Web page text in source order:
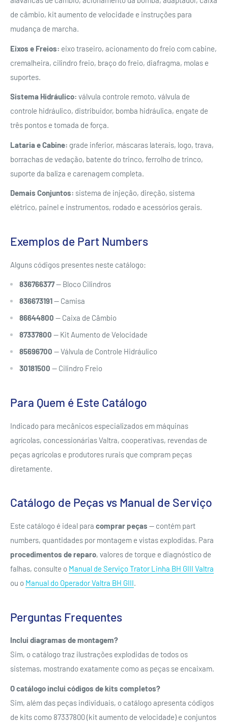
de câmbio, kit aumento de velocidade e instruções para
mudança de marcha.
Eixos e Freios: eixo traseiro, acionamento do freio com cabine,
cremalheira, cilindro freio, braço do freio, diafragma, molas e
suportes.
Sistema Hidráulico: válvula controle remoto, válvula de
controle hidráulico, distribuidor, bomba hidráulica, engate de
três pontos e tomada de força.
Lataria e Cabine: grade inferior, máscaras laterais, logo, trava,
borrachas de vedação, batente do trinco, ferrolho de trinco,
suporte da baliza e carenagem completa.
Demais Conjuntos: sistema de injeção, direção, sistema
elétrico, painel e instrumentos, rodado e acessórios gerais.
Exemplos de Part Numbers
Alguns códigos presentes neste catálogo:
836766377— Bloco Cilindros
836673191— Camisa
86644800 — Caixa de Câmbio
87337800 — Kit Aumento de Velocidade
85696700 — Válvula de Controle Hidráulico
30181500 — Cilindro Freio
Para Quem é Este Catálogo
Indicado para mecânicos especializados em máquinas
agrícolas, concessionárias Valtra, cooperativas, revendas de
peças agrícolas e produtores rurais que compram peças
diretamente.
Catálogo de Peças vs Manual de Serviço
Este catálogo é ideal para comprar peças — contém part
numbers, quantidades por montagem e vistas explodidas. Para
procedimentos de reparo, valores de torque e diagnóstico de
falhas, consulte o Manual de Serviço Trator Linha BH GIII Valtra
ou o Manual do Operador Valtra BH GIII.
Perguntas Frequentes
Inclui diagramas de montagem?
Sim, o catálogo traz ilustrações explodidas de todos os
sistemas, mostrando exatamente como as peças se encaixam.
O catálogo inclui códigos de kits completos?
Sim, além das peças individuais, o catálogo apresenta códigos
de kits como 87337800 (kit aumento de velocidade) e conjuntos